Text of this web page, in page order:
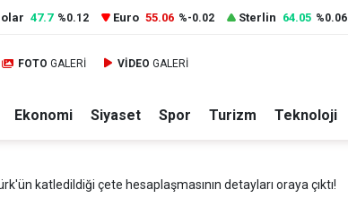
47.7 %0.12 Euro 55.06 %-0.02 Sterlin 64.05 %0.06
FOTO GALERİ VİDEO GALERİ
Ekonomi Siyaset Spor Turizm Teknoloji
katledildiği çete hesaplaşmasının detayları oraya çıktı!